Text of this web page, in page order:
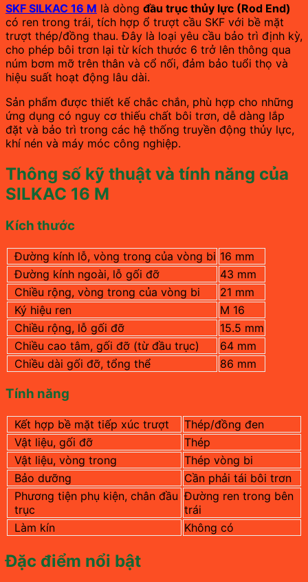
SKF SILKAC 16 M là dòng đầu trục thủy lực (Rod End)
có ren trong trái, tích hợp ổ trượt cầu SKF với bề mặt
trượt thép/đồng thau. Đây là loại yêu cầu bảo trì định kỳ,
cho phép bôi trơn lại từ kích thước 6 trở lên thông qua
núm bơm mỡ trên thân và cổ nối, đảm bảo tuổi thọ và
hiệu suất hoạt động lâu dài.
Sản phẩm được thiết kế chắc chắn, phù hợp cho những
ứng dụng có nguy cơ thiếu chất bôi trơn, dễ dàng lắp
đặt và bảo trì trong các hệ thống truyền động thủy lực,
khí nén và máy móc công nghiệp.
Thông số kỹ thuật và tính năng của
SILKAC 16 M
Kích thước
Đường kính lỗ, vòng trong của vòng bi 16 mm
Đường kính ngoài, lỗ gối đỡ
43 mm
Chiều rộng, vòng trong của vòng bi
21 mm
Ký hiệu ren
M 16
Chiều rộng, lỗ gối đỡ
15.5 mm
Chiều cao tâm, gối đỡ (từ đầu trục)
64 mm
Chiều dài gối đỡ, tổng thể
86 mm
Tính năng
Kết hợp bề mặt tiếp xúc trượt
Thép/đồng đen
Vật liệu, gối đỡ
Thép
Vật liệu, vòng trong
Thép vòng bi
Bảo dưỡng
Cần phải tái bôi trơn
Phương tiện phụ kiện, chân đầu
trục
Đường ren trong bên
trái
Làm kín
Không có
Đặc điểm nổi bật